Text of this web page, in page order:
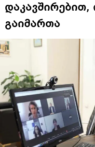
გაიმართა